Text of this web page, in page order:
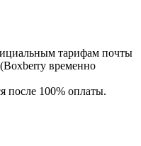
тарифам почты
временно
после 100% оплаты.